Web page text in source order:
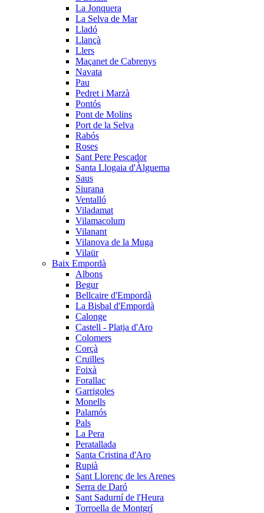
La Jonquera
La Selva de Mar
Lladó
Llançà
Llers
Maçanet de Cabrenys
Navata
Pau
Pedret i Marzà
Pontós
Pont de Molins
Port de la Selva
Rabós
Roses
Sant Pere Pescador
Santa Llogaia d'Àlguema
Saus
Siurana
Ventalló
Viladamat
Vilamacolum
Vilanant
Vilanova de la Muga
Vilaür
Baix Empordà
Albons
Begur
Bellcaire d'Empordà
La Bisbal d'Empordà
Calonge
Castell - Platja d'Aro
Colomers
Corçà
Cruïlles
Foixà
Forallac
Garrigoles
Monells
Palamós
Pals
La Pera
Peratallada
Santa Cristina d'Aro
Rupià
Sant Llorenç de les Arenes
Serra de Daró
Sant Sadurní de l'Heura
Torroella de Montgrí